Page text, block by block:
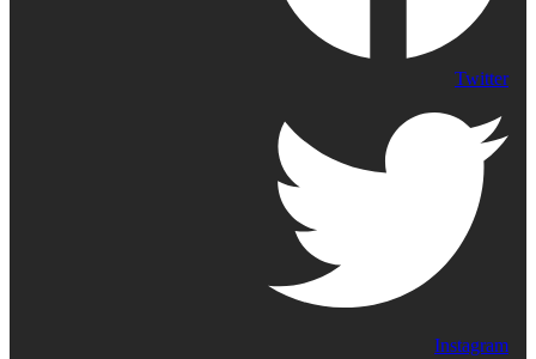
Twitter
Instagram